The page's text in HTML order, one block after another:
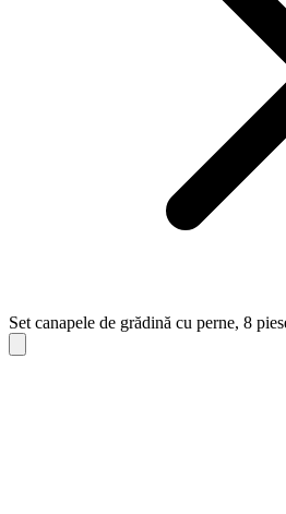
Set canapele de grădină cu perne, 8